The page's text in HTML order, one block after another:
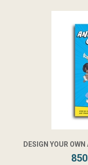
DESIGN YOUR